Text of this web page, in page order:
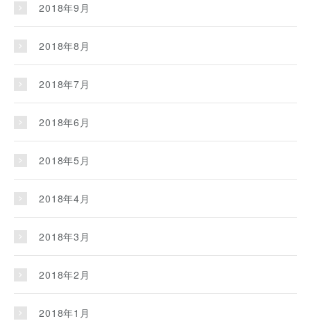
2018年9月
2018年8月
2018年7月
2018年6月
2018年5月
2018年4月
2018年3月
2018年2月
2018年1月